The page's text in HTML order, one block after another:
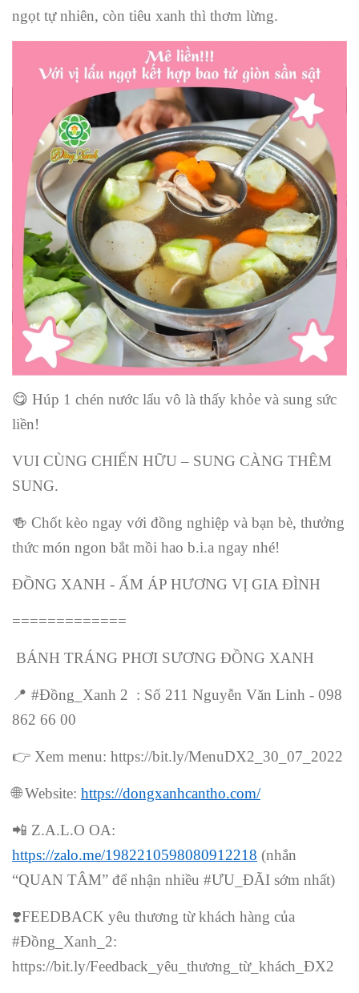
ngọt tự nhiên, còn tiêu xanh thì thơm lừng.
😋 Húp 1 chén nước lẩu vô là thấy khỏe và sung sức
liền!
VUI CÙNG CHIẾN HỮU – SUNG CÀNG THÊM
SUNG.
🍻 Chốt kèo ngay với đồng nghiệp và bạn bè, thưởng
thức món ngon bắt mồi hao b.i.a ngay nhé!
ĐỒNG XANH - ẤM ÁP HƯƠNG VỊ GIA ĐÌNH
=============
BÁNH TRÁNG PHƠI SƯƠNG ĐỒNG XANH
📍 #Đồng_Xanh 2 : Số 211 Nguyễn Văn Linh - 098
862 66 00
👉 Xem menu: https://bit.ly/MenuDX2_30_07_2022
🌐Website: https://dongxanhcantho.com/
📲 Z.A.L.O OA:
https://zalo.me/1982210598080912218 (nhắn
“QUAN TÂM” để nhận nhiều #ƯU_ĐÃI sớm nhất)
❣️FEEDBACK yêu thương từ khách hàng của
#Đồng_Xanh_2:
https://bit.ly/Feedback_yêu_thương_từ_khách_ĐX2